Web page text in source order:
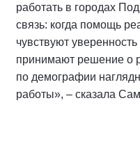
работать в городах
связь: когда помощь
чувствуют
принимают решение о
по демографии
работы», – сказала